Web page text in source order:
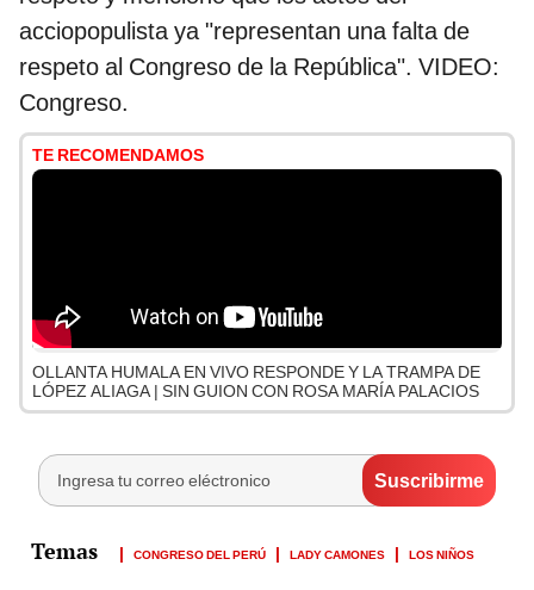
acciopopulista ya "representan una falta de
respeto al Congreso de la República". VIDEO:
Congreso.
TE RECOMENDAMOS
OLLANTA HUMALA EN VIVO RESPONDE Y LA TRAMPA DE
LÓPEZ ALIAGA | SIN GUION CON ROSA MARÍA PALACIOS
CONGRESO DEL PERÚ LADY CAMONES LOS NIÑOS